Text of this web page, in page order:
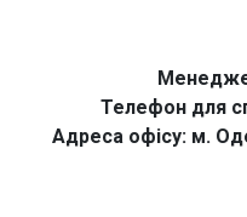
Телефон для
Адреса офісу: м.